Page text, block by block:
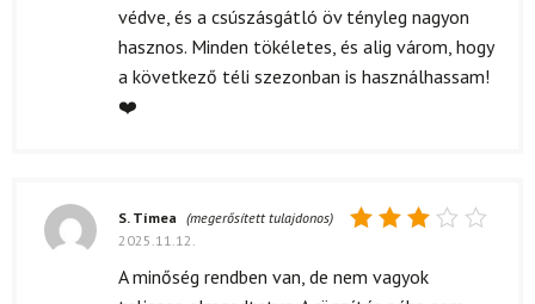
védve, és a csúszásgátló öv tényleg nagyon
hasznos. Minden tökéletes, és alig várom, hogy
a következő téli szezonban is használhassam!
❤️
3 / 5
S. Tímea (megerősített tulajdonos)
2025.11.12.
A minőség rendben van, de nem vagyok